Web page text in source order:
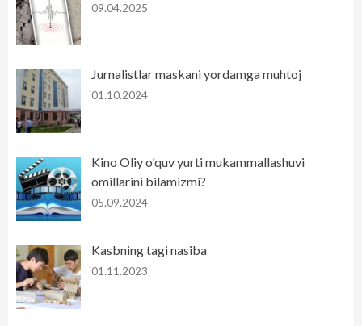
09.04.2025
Jurnalistlar maskani yordamga muhtoj
01.10.2024
Kino Oliy o'quv yurti mukammallashuvi
omillarini bilamizmi?
05.09.2024
Kasbning tagi nasiba
01.11.2023